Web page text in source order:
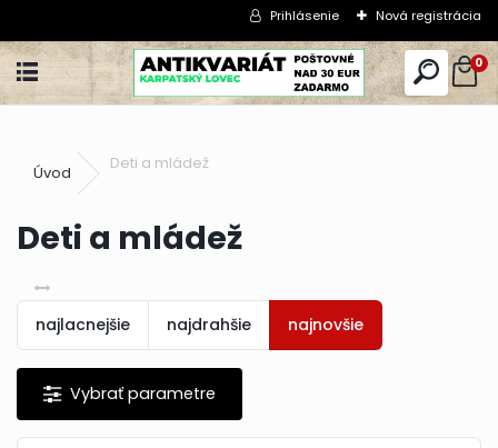
Prihlásenie Nová registrácia
0
Úvod
Deti a mládež
Deti a mládež
najlacnejšie najdrahšie najnovšie